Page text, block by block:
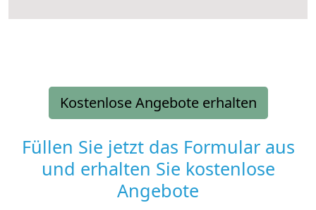
Kostenlose Angebote erhalten
Füllen Sie jetzt das Formular aus
und erhalten Sie kostenlose
Angebote